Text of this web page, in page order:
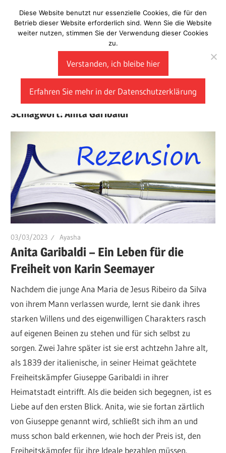
Inhalt
springen
Laberladen
Schlagwort:Anita Garibaldi
03/03/2023 Ayasha
Anita Garibaldi – Ein Leben für die
Freiheit von Karin Seemayer
Nachdem die junge Ana Maria de Jesus Ribeiro da Silva
von ihrem Mann verlassen wurde, lernt sie dank ihres
starken Willens und des eigenwilligen Charakters rasch
auf eigenen Beinen zu stehen und für sich selbst zu
sorgen. Zwei Jahre später ist sie erst achtzehn Jahre alt,
als 1839 der italienische, in seiner Heimat geächtete
Freiheitskämpfer Giuseppe Garibaldi in ihrer
Heimatstadt eintrifft. Als die beiden sich begegnen, ist es
Liebe auf den ersten Blick. Anita, wie sie fortan zärtlich
von Giuseppe genannt wird, schließt sich ihm an und
muss schon bald erkennen, wie hoch der Preis ist, den
Freiheitskämpfer für ihre Ideale bezahlen müssen.
Diese Website benutzt nur essenzielle Cookies, die für den
Betrieb dieser Website erforderlich sind. Wenn Sie die Website
weiter nutzen, stimmen Sie der Verwendung dieser Cookies
zu.
Verstanden, ich bleibe hier
Erfahren Sie mehr in der Datenschutzerklärung